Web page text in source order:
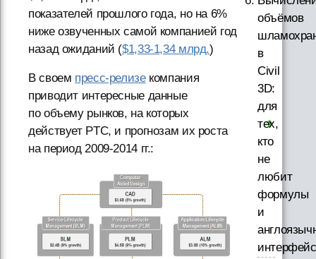
показателей прошлого года, но на 6%
ниже озвученных самой компанией год
назад ожиданий ($1,33-1,34 млрд.)
В своем пресс-релизекомпания
приводит интересные данные
по объему рынков, на которых
действует PTC, и прогнозам их роста
на период 2009-2014 гг.:
объёмов
в
Civil
3D:
для
тех,
кто
не
любит
формулы
и